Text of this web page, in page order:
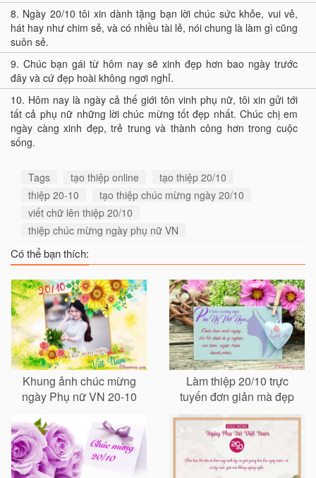
8. Ngày 20/10 tôi xin dành tặng bạn lời chúc sức khỏe, vui vẻ,
hát hay như chim sẻ, và có nhiều tài lẻ, nói chung là làm gì cũng
suôn sẻ.
9. Chúc bạn gái từ hôm nay sẽ xinh đẹp hơn bao ngày trư­ớc
đây và cứ đẹp hoài không ngơi nghỉ.
10. Hôm nay là ngày cả thế giới tôn vinh phụ nữ, tôi xin gửi tới
tất cả phụ nữ những lời chúc mừng tốt đẹp nhất. Chúc chị em
ngày càng xinh đẹp, trẻ trung và thành công hơn trong cuộc
sống.
Tags tạo thiệp online
tạo thiệp 20/10
thiệp 20-10
tạo thiệp chúc mừng ngày 20/10
viết chữ lên thiệp 20/10
thiệp chúc mừng ngày phụ nữ VN
Có thể bạn thích:
Khung ảnh chúc mừng
ngày Phụ nữ VN 20-10
Làm thiệp 20/10 trực
tuyến đơn giản mà đẹp